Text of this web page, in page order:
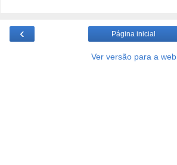
‹ Página inicial
Ver versão para a web